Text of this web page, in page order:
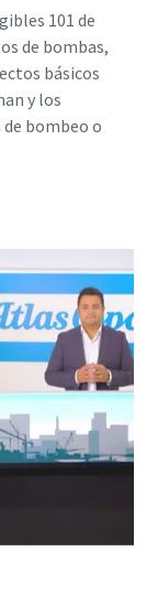
101 de
de bombas,
básicos
y los
bombeo o